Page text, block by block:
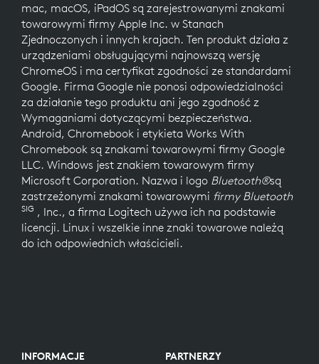
mac, macOS, iPadOS są zarejestrowanymi znakami
towarowymi firmy Apple Inc. w Stanach
Zjednoczonych i innych krajach. Ten produkt działa z
urządzeniami obsługującymi najnowszą wersję
ChromeOS i ma certyfikat zgodności ze standardami
Google. Firma Google nie ponosi odpowiedzialności
za działanie tego produktu ani jego zgodność z
Wymaganiami dotyczącymi bezpieczeństwa.
Android, Chromebook i etykieta Works With
Chromebook są znakami towarowymi firmy Google
LLC. Windows jest znakiem towarowym firmy
Microsoft Corporation. Nazwa i logo Bluetooth®są
zastrzeżonymi znakami towarowymi firmy Bluetooth
SIG , Inc., a firma Logitech używa ich na podstawie
licencji. Linux i wszelkie inne znaki towarowe należą
do ich odpowiednich właścicieli.
INFORMACJE PARTNERZY